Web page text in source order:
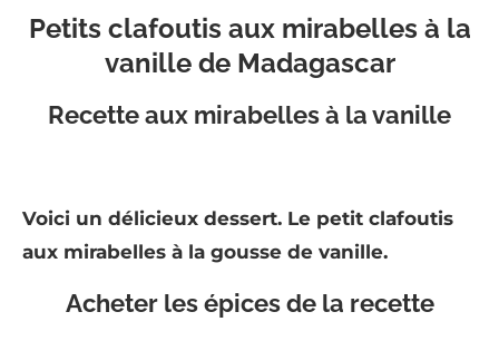
Petits clafoutis aux mirabelles à la
vanille de Madagascar
Recette aux mirabelles à la vanille
Voici un délicieux dessert. Le petit clafoutis
aux mirabelles à la gousse de vanille.
Acheter les épices de la recette